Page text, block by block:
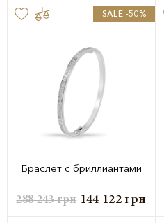
SALE -50%
Браслет с бриллиантами
288 243грн 144 122грн